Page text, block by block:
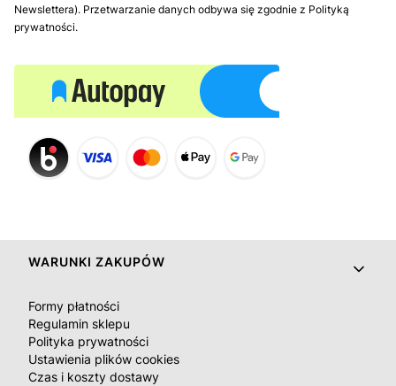
Newslettera). Przetwarzanie danych odbywa się zgodnie z Polityką
prywatności.
Linki w stopce
WARUNKI ZAKUPÓW
Formy płatności
Regulamin sklepu
Polityka prywatności
Ustawienia plików cookies
Czas i koszty dostawy